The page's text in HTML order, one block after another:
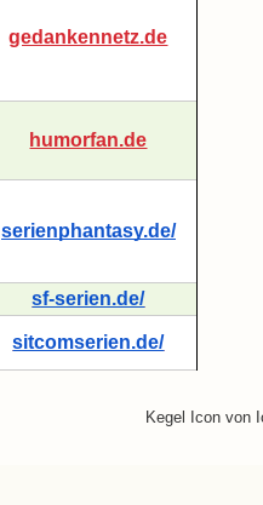
gedankennetz.de
humorfan.de
serienphantasy.de/
sf-serien.de/
sitcomserien.de/
Kegel Icon von